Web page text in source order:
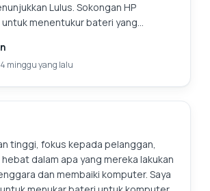
Lulus. Sokongan HP
menentukur bateri yang
dan ia tidak menyelesaikan isu bateri
yang merosot. Sokongan HP juga
isu ini, iaitu hanya menggantikan
di Internet dan menemui Pusat
dengan ulasan yang baik. Respons
yang membantu. Mereka
ke cawangan di MidView dalam
4 minggu yang lalu
tinggi, fokus kepada pelanggan,
dalam apa yang mereka lakukan
dan membaiki komputer. Saya